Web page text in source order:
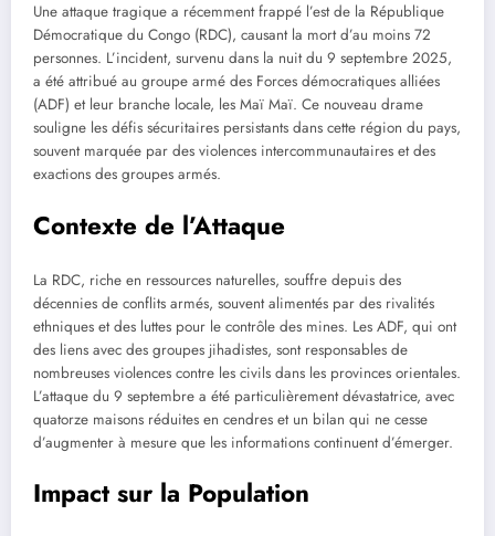
Une attaque tragique a récemment frappé l’est de la République
Démocratique du Congo (RDC), causant la mort d’au moins 72
personnes. L’incident, survenu dans la nuit du 9 septembre 2025,
a été attribué au groupe armé des Forces démocratiques alliées
(ADF) et leur branche locale, les Maï Maï. Ce nouveau drame
souligne les défis sécuritaires persistants dans cette région du pays,
souvent marquée par des violences intercommunautaires et des
exactions des groupes armés.
Contexte de l’Attaque
La RDC, riche en ressources naturelles, souffre depuis des
décennies de conflits armés, souvent alimentés par des rivalités
ethniques et des luttes pour le contrôle des mines. Les ADF, qui ont
des liens avec des groupes jihadistes, sont responsables de
nombreuses violences contre les civils dans les provinces orientales.
L’attaque du 9 septembre a été particulièrement dévastatrice, avec
quatorze maisons réduites en cendres et un bilan qui ne cesse
d’augmenter à mesure que les informations continuent d’émerger.
Impact sur la Population